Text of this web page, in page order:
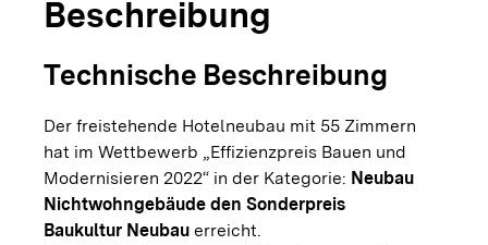
Beschreibung
Technische Beschreibung
Der freistehende Hotelneubau mit 55 Zimmern
hat im Wettbewerb „Effizienzpreis Bauen und
Modernisieren 2022“ in der Kategorie: Neubau
Nichtwohngebäude den Sonderpreis
Baukultur Neubau erreicht.